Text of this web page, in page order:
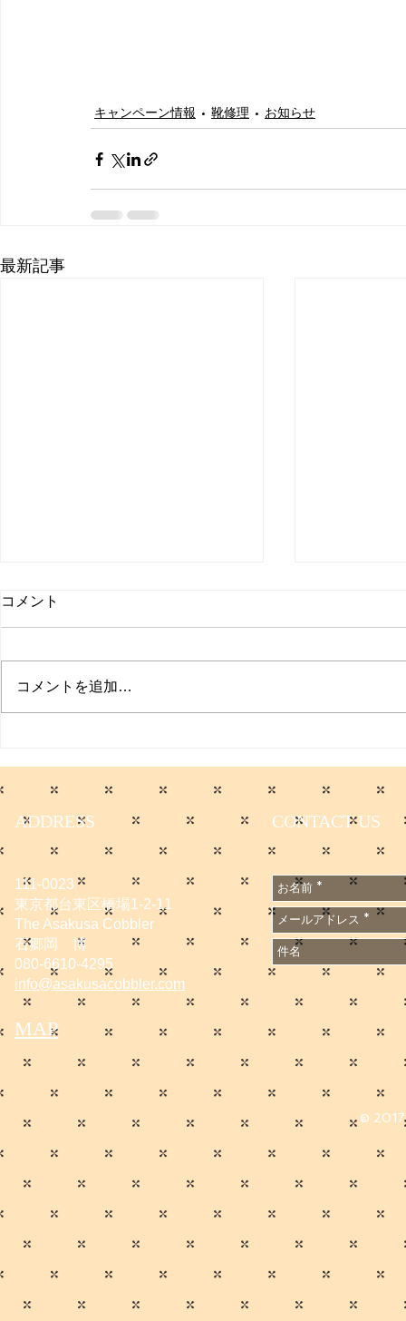
キャンペーン情報 靴修理 お知らせ
最新記事
サマーセールのお知らせ
無料会員に
e/
1667502
コメント
コメントを追加…
ADDRESS CONTACT US
111-0023
東京都台東区橋場1-2-11
The Asakusa Cobbler
石郷岡 博
080-6610-4295
info@asakusacobbler.com
MAP
© 2017